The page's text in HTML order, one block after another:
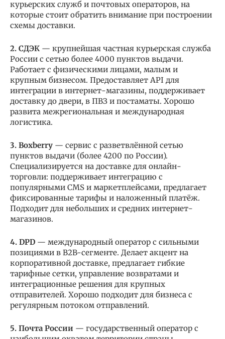
курьерских служб и почтовых операторов, на
которые стоит обратить внимание при построении
схемы доставки.
2. СДЭК — крупнейшая частная курьерская служба
России с сетью более 4000 пунктов выдачи.
Работает с физическими лицами, малым и
крупным бизнесом. Предоставляет API для
интеграции в интернет-магазины, поддерживает
доставку до двери, в ПВЗ и постаматы. Хорошо
развита межрегиональная и международная
логистика.
3. Boxberry — сервис с разветвлённой сетью
пунктов выдачи (более 4200 по России).
Специализируется на доставке для онлайн-
торговли: поддерживает интеграцию с
популярными CMS и маркетплейсами, предлагает
фиксированные тарифы и наложенный платёж.
Подходит для небольших и средних интернет-
магазинов.
4. DPD — международный оператор с сильными
позициями в B2B-сегменте. Делает акцент на
корпоративной доставке, предлагает гибкие
тарифные сетки, управление возвратами и
интеграционные решения для крупных
отправителей. Хорошо подходит для бизнеса с
регулярным потоком отправлений.
5. Почта России — государственный оператор с